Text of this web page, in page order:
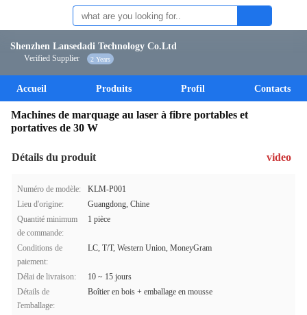
Shenzhen Lansedadi Technology Co.Ltd
Verified Supplier 2 Years
Accueil Produits Profil Contacts
Machines de marquage au laser à fibre portables et
portatives de 30 W
Détails du produit video
Numéro de modèle:
KLM-P001
Lieu d'origine:
Guangdong, Chine
Quantité minimum
de commande:
1 pièce
Conditions de
paiement:
LC, T/T, Western Union, MoneyGram
Délai de livraison:
10 ~ 15 jours
Détails de
l'emballage:
Boîtier en bois + emballage en mousse